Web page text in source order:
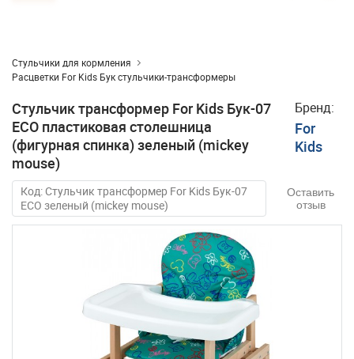
Стульчики для кормления
Расцветки For Kids Бук стульчики-трансформеры
Стульчик трансформер For Kids Бук-07
ЕСО пластиковая столешница
(фигурная спинка) зеленый (mickey
mouse)
Бренд:
For
Kids
Код: Стульчик трансформер For Kids Бук-07
ЕСО зеленый (mickey mouse)
Оставить
отзыв